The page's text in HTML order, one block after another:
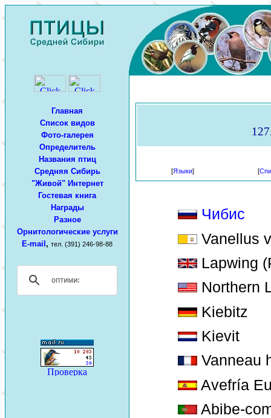
Главная
Список видов
Фото-галерея
Определитель
Названия птиц
Средняя Сибирь
"Живой" Интернет
Гостевая книга
Награды
Разное
Орнитологические услуги
E-mail , тел. (391) 246-98-88
[Языки] [
Чибис
Vanellus
Lapwing
Northern
Kiebitz
Kievit
Vanneau
Avefría
Abibe-